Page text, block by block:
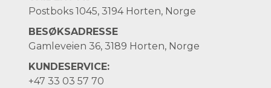
Postboks 1045, 3194 Horten, Norge
BESØKSADRESSE
Gamleveien 36, 3189 Horten, Norge
KUNDESERVICE:
+4733 03 57 70